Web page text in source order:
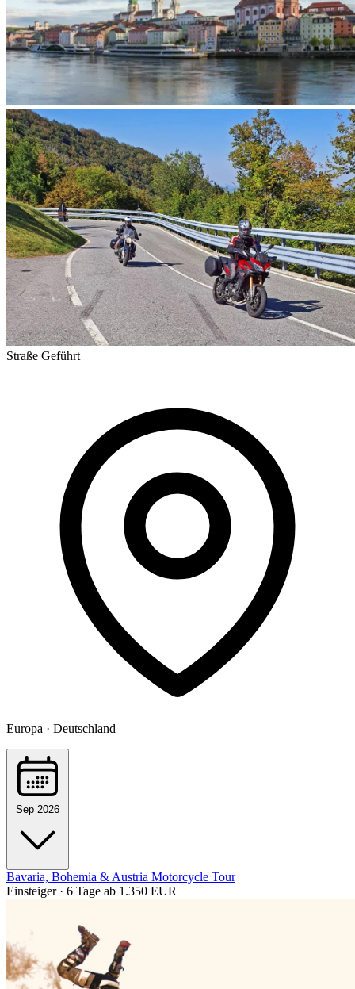
Straße Geführt
Europa · Deutschland
Sep 2026
Bavaria, Bohemia & Austria Motorcycle Tour
Einsteiger · 6 Tage ab 1.350 EUR